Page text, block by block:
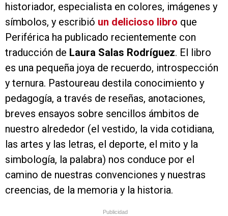
historiador, especialista en colores, imágenes y
símbolos, y escribió un delicioso libro que
Periférica ha publicado recientemente con
traducción de Laura Salas Rodríguez. El libro
es una pequeña joya de recuerdo, introspección
y ternura. Pastoureau destila conocimiento y
pedagogía, a través de reseñas, anotaciones,
breves ensayos sobre sencillos ámbitos de
nuestro alrededor (el vestido, la vida cotidiana,
las artes y las letras, el deporte, el mito y la
simbología, la palabra) nos conduce por el
camino de nuestras convenciones y nuestras
creencias, de la memoria y la historia.
Publicidad